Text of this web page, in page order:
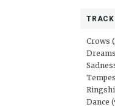
Crows
Dreams
Dance